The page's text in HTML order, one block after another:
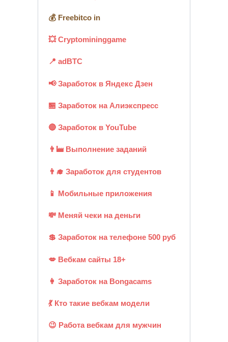
💰 Freebitco in
💥 Cryptomininggame
📍 adBTC
📢 Заработок в Яндекс Дзен
🏪 Заработок на Алиэкспресс
🔴 Заработок в YouTube
👨‍🏭 Выполнение заданий
👨‍🎓 Заработок для студентов
📱 Мобильные приложения
💸 Меняй чеки на деньги
💲 Заработок на телефоне 500 руб
💋 Вебкам сайты 18+
👩 Заработок на Bongacams
💃 Кто такие вебкам модели
😉 Работа вебкам для мужчин